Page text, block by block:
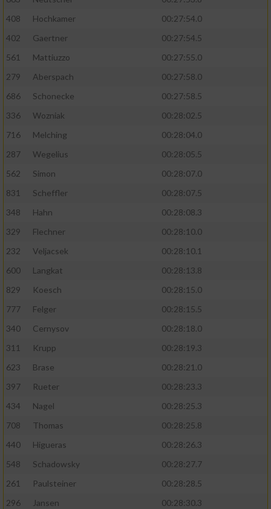
408
Hochkamer
00:27:54.0
402
Gaertner
00:27:54.5
561
Mattiuzzo
00:27:55.0
279
Aberspach
00:27:58.0
686
Schonecke
00:27:58.5
336
Wozniak
00:28:02.5
716
Melching
00:28:04.0
287
Wegelius
00:28:05.5
562
Simon
00:28:07.0
831
Scheffler
00:28:07.5
348
Hahn
00:28:08.3
329
Flechner
00:28:10.0
232
Veljacsek
00:28:10.1
600
Langkat
00:28:13.8
829
Koesch
00:28:15.0
777
Felger
00:28:15.5
340
Cernysov
00:28:18.0
311
Krupp
00:28:19.3
623
Brase
00:28:21.0
397
Rueter
00:28:23.3
434
Nagel
00:28:25.3
708
Thomas
00:28:25.8
440
Higueras
00:28:26.3
548
Schadowsky
00:28:27.7
261
Paulsteiner
00:28:28.5
296
Jansen
00:28:30.3